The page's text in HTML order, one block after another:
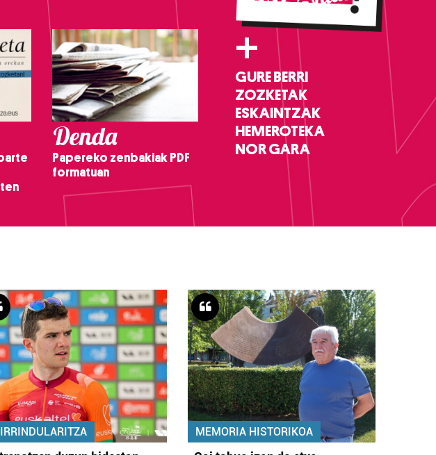
Denda
Papereko zenbakiak PDF
formatuan
+
GURE BERRI
ZOZKETAK
ESKAINTZAK
HEMEROTEKA
NOR GARA
MEMORIA HISTORIKOA